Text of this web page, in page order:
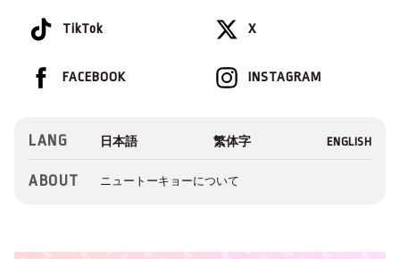
TikTok X
INSTAGRAM
FACEBOOK
LANG
ABOUT ニュートーキョーについて